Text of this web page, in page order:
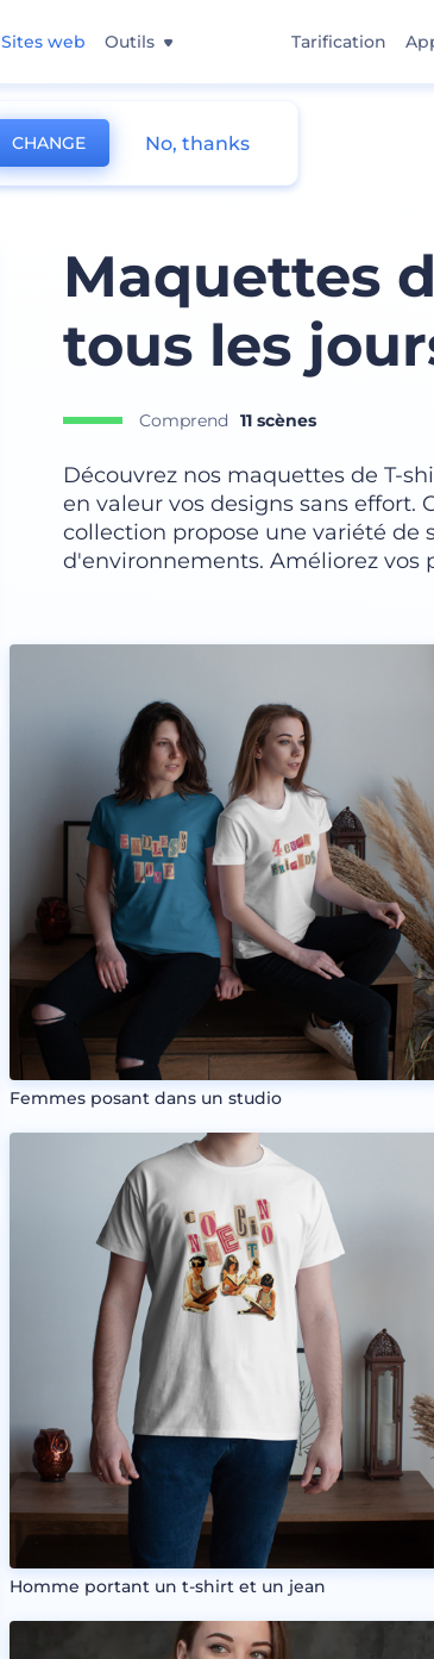
Sites web Outils Tarification
Maquettes
tous les
Comprend 11 scènes
Découvrez nos maquettes de T-
en valeur vos designs sans effort.
collection propose une variété de
d'environnements. Améliorez vos
Femmes posant dans un studio
Homme portant un t-shirt et un jean
CHANGE No, thanks